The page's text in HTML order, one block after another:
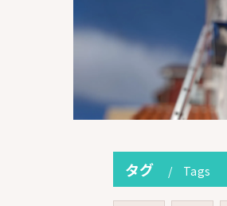
タグ Tags